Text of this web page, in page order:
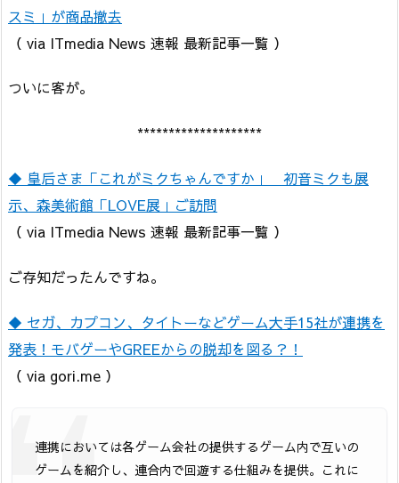
スミ」が商品撤去
（ via ITmedia News 速報 最新記事一覧 ）
ついに客が。
********************
◆ 皇后さま「これがミクちゃんですか」 初音ミクも展
示、森美術館「LOVE展」ご訪問
（ via ITmedia News 速報 最新記事一覧 ）
ご存知だったんですね。
◆ セガ、カプコン、タイトーなどゲーム大手15社が連携を
発表！モバゲーやGREEからの脱却を図る？！
（ via gori.me ）
連携においては各ゲーム会社の提供するゲーム内で互いの
ゲームを紹介し、連合内で回遊する仕組みを提供。これに